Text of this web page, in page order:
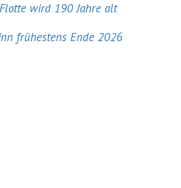
wird 190 Jahre alt
frühestens Ende 2026